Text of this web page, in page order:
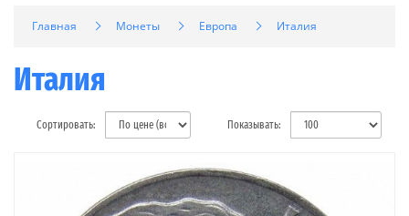
Главная Монеты Европа Италия
Италия
Сортировать: Показывать: